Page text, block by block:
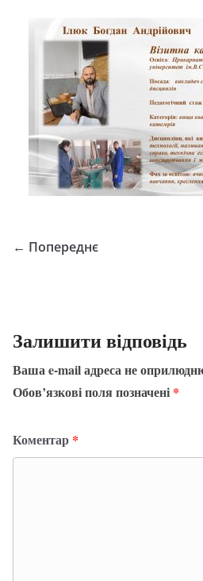
← Попереднє
Залишити відповідь
Ваша e-mail адреса не
Обов’язкові поля позначені *
Коментар *